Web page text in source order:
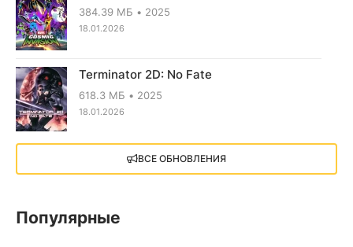
384.39 МБ 2025
18.01.2026
Terminator 2D: No Fate
618.3 МБ 2025
18.01.2026
X4: Foundations (2018)
13.73 GB 2018
ВСЕ ОБНОВЛЕНИЯ
Популярные